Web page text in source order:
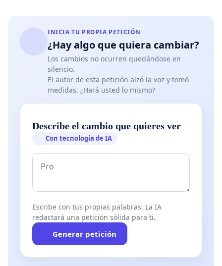
INICIA TU PROPIA PETICIÓN
¿Hay algo que quiera cambiar?
Los cambios no ocurren quedándose en
silencio.
El autor de esta petición alzó la voz y tomó
medidas. ¿Hará usted lo mismo?
Describe el cambio que quieres ver
Con tecnología de IA
Escribe con tus propias palabras. La IA
redactará una petición sólida para ti.
Generar petición